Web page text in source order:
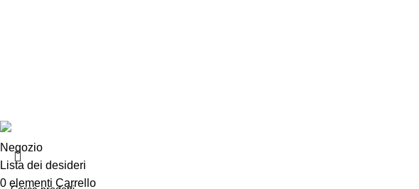
Negozio
Lista dei desideri
0 elementi Carrello